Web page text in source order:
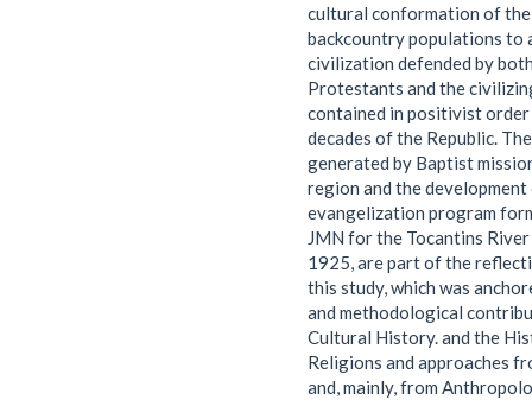
cultural conformation of the
backcountry populations to
civilization defended by
Protestants and the
contained in positivist
decades of the Republic.
generated by Baptist
region and the
evangelization program
JMN for the Tocantins
1925, are part of the
this study, which was
and methodological
Cultural History. and the
Religions and approaches
and, mainly, from